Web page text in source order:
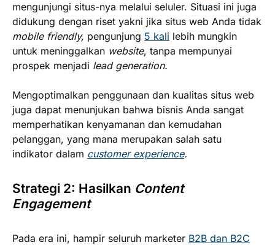
mengunjungi situs-nya melalui seluler. Situasi ini juga
didukung dengan riset yakni jika situs web Anda tidak
mobile friendly, pengunjung 5 kali lebih mungkin
untuk meninggalkan website, tanpa mempunyai
prospek menjadi lead generation.
Mengoptimalkan penggunaan dan kualitas situs web
juga dapat menunjukan bahwa bisnis Anda sangat
memperhatikan kenyamanan dan kemudahan
pelanggan, yang mana merupakan salah satu
indikator dalam customer experience.
Strategi 2: Hasilkan Content
Engagement
Pada era ini, hampir seluruh marketer B2B dan B2C